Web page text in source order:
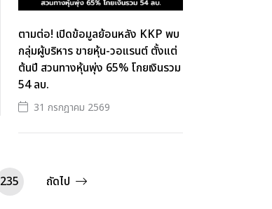
ตามต่อ! เปิดข้อมูลย้อนหลัง KKP พบ
กลุ่มผู้บริหาร ขายหุ้น-วอแรนต์ ตั้งแต่
ต้นปี สวนทางหุ้นพุ่ง 65% โกยเงินรวม
54 ลบ.
31 กรกฎาคม 2569
235 ถัดไป